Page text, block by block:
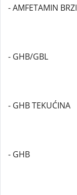
- AMFETAMIN
- GHB/GBL
- GHB TEKUĆINA
- GHB